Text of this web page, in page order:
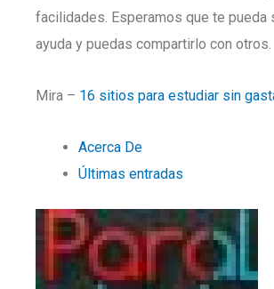
facilidades. Esperamos que te pueda
ayuda y puedas compartirlo con otros.
Mira – 16 sitios para estudiar sin
Acerca De
Últimas entradas